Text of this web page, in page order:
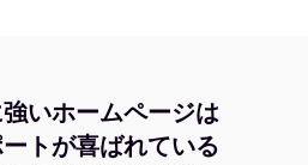
いホームページは
トが喜ばれている